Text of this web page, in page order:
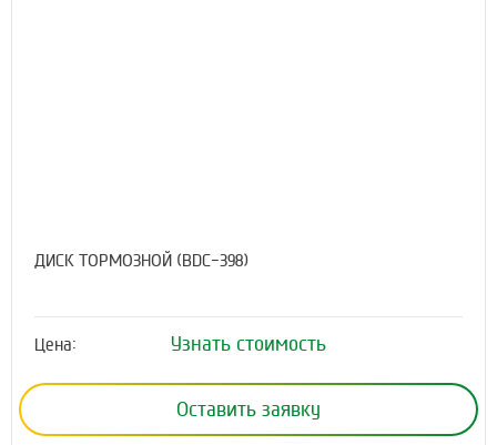
ДИСК ТОРМОЗНОЙ (BDC-398)
Цена: Узнать стоимость
Оставить заявку